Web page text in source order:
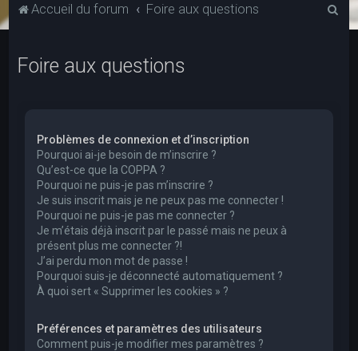
Accueil du forum Foire aux questions
Foire aux questions
Problèmes de connexion et d’inscription
Pourquoi ai-je besoin de m’inscrire ?
Qu’est-ce que la COPPA ?
Pourquoi ne puis-je pas m’inscrire ?
Je suis inscrit mais je ne peux pas me connecter !
Pourquoi ne puis-je pas me connecter ?
Je m’étais déjà inscrit par le passé mais ne peux à
présent plus me connecter ?!
J’ai perdu mon mot de passe !
Pourquoi suis-je déconnecté automatiquement ?
À quoi sert « Supprimer les cookies » ?
Préférences et paramètres des utilisateurs
Comment puis-je modifier mes paramètres ?